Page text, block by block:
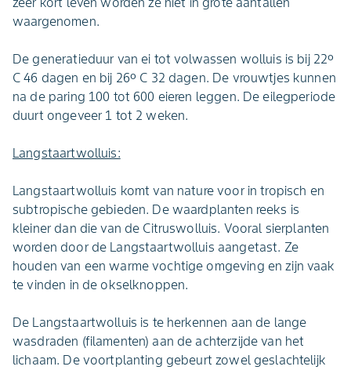
waargenomen.
De generatieduur van ei tot volwassen wolluis is bij 22º
C 46 dagen en bij 26º C 32 dagen. De vrouwtjes kunnen
na de paring 100 tot 600 eieren leggen. De eilegperiode
duurt ongeveer 1 tot 2 weken.
Langstaartwolluis:
Langstaartwolluis komt van nature voor in tropisch en
subtropische gebieden. De waardplanten reeks is
kleiner dan die van de Citruswolluis. Vooral sierplanten
worden door de Langstaartwolluis aangetast. Ze
houden van een warme vochtige omgeving en zijn vaak
te vinden in de okselknoppen.
De Langstaartwolluis is te herkennen aan de lange
wasdraden (filamenten) aan de achterzijde van het
lichaam. De voortplanting gebeurt zowel geslachtelijk